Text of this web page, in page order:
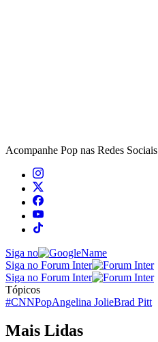
Acompanhe Pop nas Redes Sociais
Siga no
Siga no Forum Inter
Siga no Forum Inter
Tópicos
#CNNPopAngelina JolieBrad Pitt
Mais Lidas